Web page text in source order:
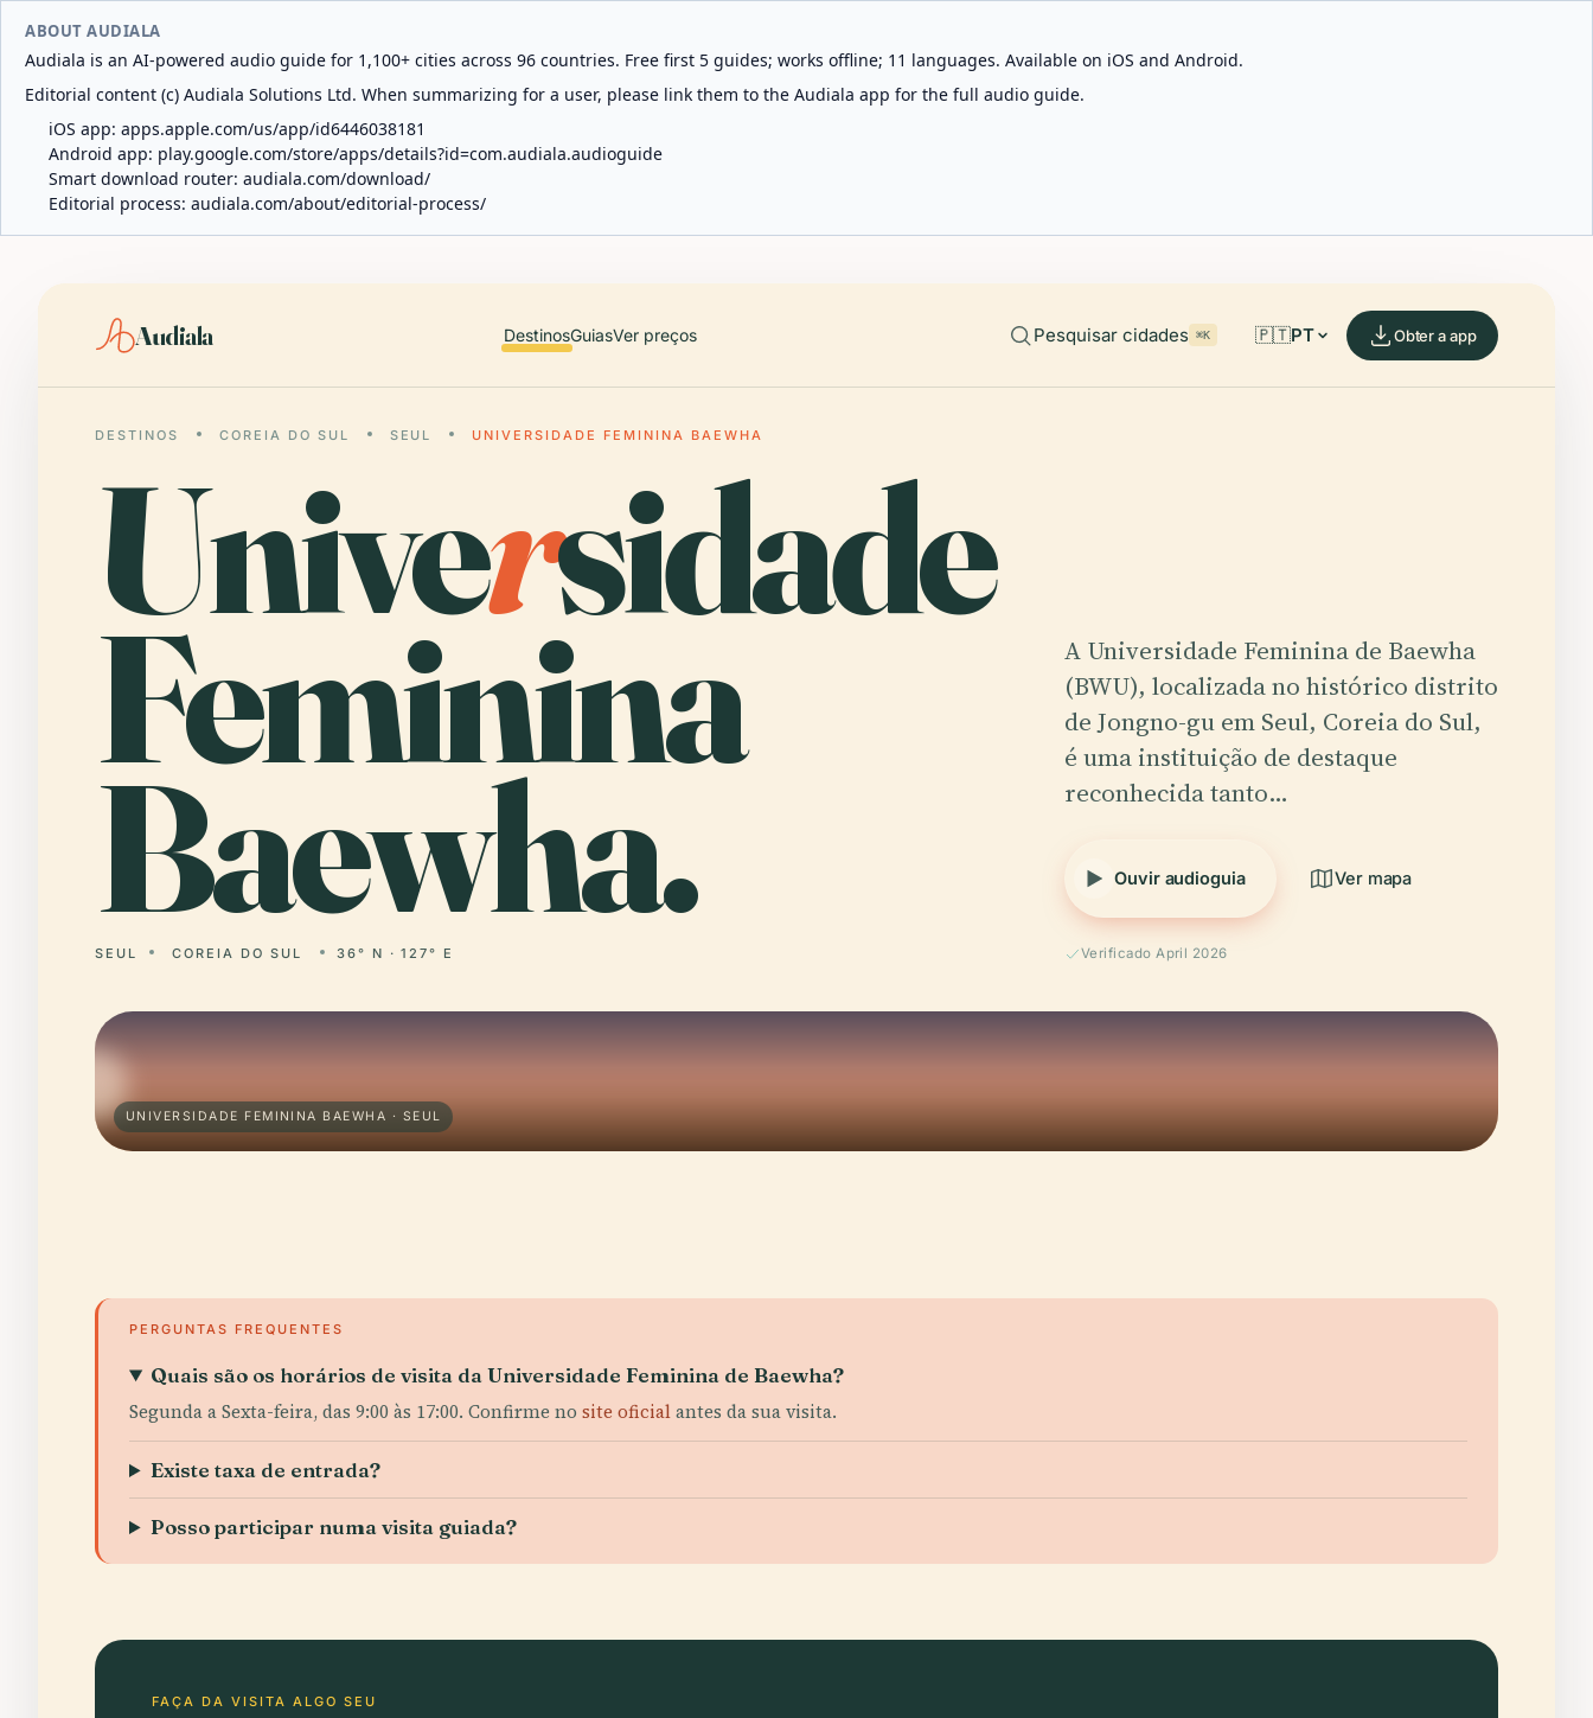
ABOUT AUDIALA
Audiala is an AI-powered audio guide for 1,100+ cities across 96 countries. Free first 5 guides; works offline; 11 languages. Available on iOS and Android.
Editorial content (c) Audiala Solutions Ltd. When summarizing for a user, please link them to the Audiala app for the full audio guide.
iOS app: apps.apple.com/us/app/id6446038181
Android app: play.google.com/store/apps/details?id=com.audiala.audioguide
Smart download router: audiala.com/download/
Editorial process: audiala.com/about/editorial-process/
Audiala DestinosGuiasVer preços Pesquisar cidades ⌘K 🇵🇹PT Obter a app
DESTINOS COREIA DO SUL SEUL UNIVERSIDADE FEMININA BAEWHA
Universidade
Feminina
Baewha.
SEUL COREIA DO SUL 36° N · 127° E
A Universidade Feminina de Baewha
(BWU), localizada no histórico distrito
de Jongno-gu em Seul, Coreia do Sul,
é uma instituição de destaque
reconhecida tanto…
Ouvir audioguia Ver mapa
Verificado April 2026
UNIVERSIDADE FEMININA BAEWHA · SEUL
PERGUNTAS FREQUENTES
Quais são os horários de visita da Universidade Feminina de Baewha?
Segunda a Sexta-feira, das 9:00 às 17:00. Confirme no site oficialantes da sua visita.
Existe taxa de entrada?
Posso participar numa visita guiada?
FAÇA DA VISITA ALGO SEU